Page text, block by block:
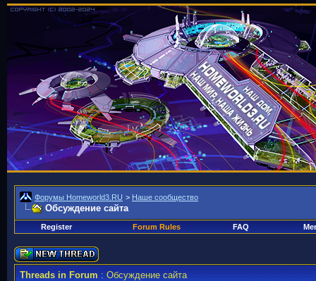
Форумы Homeworld3.RU > Наше сообщество
Обсуждение сайта
Register Forum Rules FAQ
Threads in Forum: Обсуждение сайта